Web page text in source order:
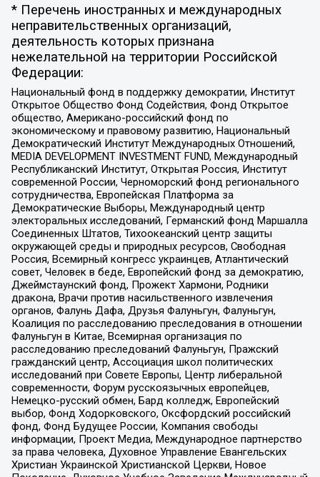
* Перечень иностранных и международных
неправительственных организаций,
деятельность которых признана
нежелательной на территории Российской
Федерации:
Национальный фонд в поддержку демократии, Институт
Открытое Общество Фонд Содействия, Фонд Открытое
общество, Американо-российский фонд по
экономическому и правовому развитию, Национальный
Демократический Институт Международных Отношений,
MEDIA DEVELOPMENT INVESTMENT FUND, Международный
Республиканский Институт, Открытая Россия, Институт
современной России, Черноморский фонд регионального
сотрудничества, Европейская Платформа за
Демократические Выборы, Международный центр
электоральных исследований, Германский фонд Маршалла
Соединенных Штатов, Тихоокеанский центр защиты
окружающей среды и природных ресурсов, Свободная
Россия, Всемирный конгресс украинцев, Атлантический
совет, Человек в беде, Европейский фонд за демократию,
Джеймстаунский фонд, Прожект Хармони, Родники
дракона, Врачи против насильственного извлечения
органов, Фалунь Дафа, Друзья Фалуньгун, Фалуньгун,
Коалиция по расследованию преследования в отношении
Фалуньгун в Китае, Всемирная организация по
расследованию преследований Фалуньгун, Пражский
гражданский центр, Ассоциация школ политических
исследований при Совете Европы, Центр либеральной
современности, Форум русскоязычных европейцев,
Немецко-русский обмен, Бард колледж, Европейский
выбор, Фонд Ходорковского, Оксфордский российский
фонд, Фонд Будущее России, Компания свободы
информации, Проект Медиа, Международное партнерство
за права человека, Духовное Управление Евангельских
Христиан Украинской Христианской Церкви, Новое